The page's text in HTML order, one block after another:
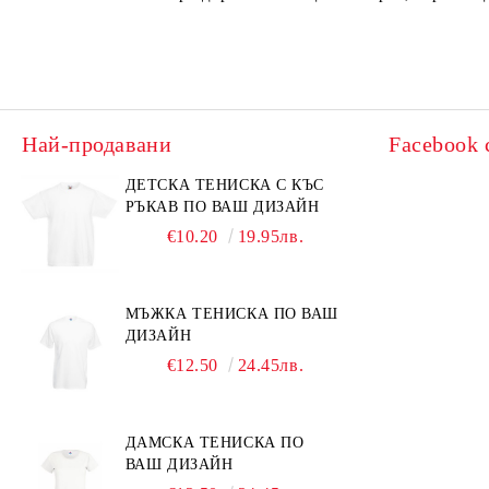
Най-продавани
ДЕТСКА ТЕНИСКА С КЪС
РЪКАВ ПО ВАШ ДИЗАЙН
€10.20 19.95лв.
МЪЖКА ТЕНИСКА ПО ВАШ
ДИЗАЙН
€12.50 24.45лв.
ДАМСКА ТЕНИСКА ПО
ВАШ ДИЗАЙН
Facebook